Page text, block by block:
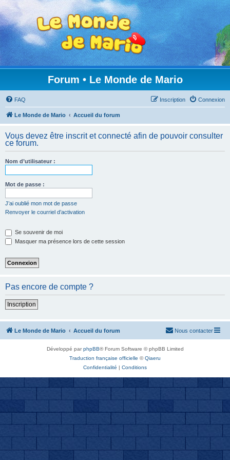
Forum • Le Monde de Mario
FAQ Connexion
Inscription
Le Monde de Mario Accueil du forum
Vous devez être inscrit et connecté afin de pouvoir consulter
ce forum.
Nom d’utilisateur :
Mot de passe :
J’ai oublié mon mot de passe
Renvoyer le courriel d’activation
Se souvenir de moi
Masquer ma présence lors de cette session
Pas encore de compte ?
Inscription
Le Monde de Mario Accueil du forum Nous contacter
Développé parphpBB® Forum Software © phpBB Limited
Traduction française officielle ©Qiaeru
Confidentialité | Conditions